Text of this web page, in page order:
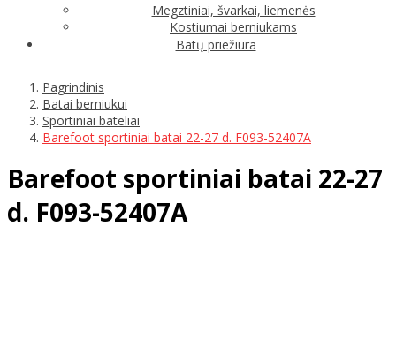
Megztiniai, švarkai, liemenės
Kostiumai berniukams
Batų priežiūra
Pagrindinis
Batai berniukui
Sportiniai bateliai
Barefoot sportiniai batai 22-27 d. F093-52407A
Barefoot sportiniai batai 22-27
d. F093-52407A